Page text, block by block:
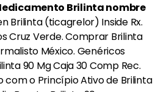
Brilinta nombre
Brilinta (ticagrelor) Inside Rx.
Cruz Verde. Comprar Brilinta
México. Genéricos
90 Mg Caja 30 Comp Rec.
com o Princípio Ativo de Brilinta